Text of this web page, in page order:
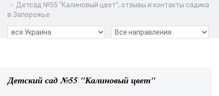
Детсад №55 "Калиновый цвет", отзывы и контакты садика
в Запорожье
Детский сад №55 "Калиновый цвет"